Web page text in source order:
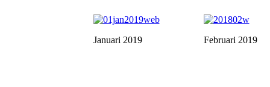
Januari 2019 Februari 2019